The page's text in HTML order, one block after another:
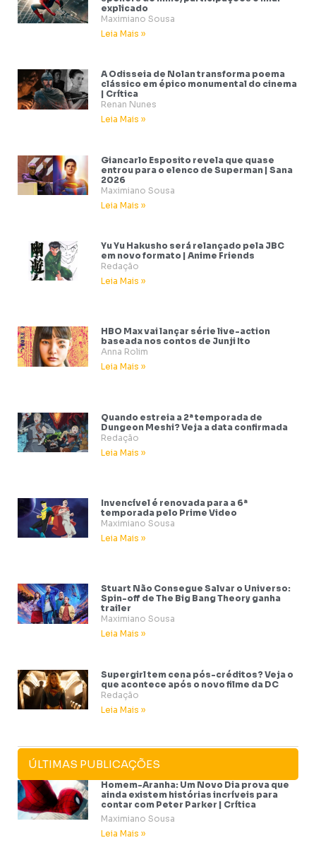
explicado
Maximiano Sousa
Leia Mais »
A Odisseia de Nolan transforma poema
clássico em épico monumental do cinema
| Crítica
Renan Nunes
Leia Mais »
Giancarlo Esposito revela que quase
entrou para o elenco de Superman | Sana
2026
Maximiano Sousa
Leia Mais »
Yu Yu Hakusho será relançado pela JBC
em novo formato | Anime Friends
Redação
Leia Mais »
HBO Max vai lançar série live-action
baseada nos contos de Junji Ito
Anna Rolim
Leia Mais »
Quando estreia a 2ª temporada de
Dungeon Meshi? Veja a data confirmada
Redação
Leia Mais »
Invencível é renovada para a 6ª
temporada pelo Prime Video
Maximiano Sousa
Leia Mais »
Stuart Não Consegue Salvar o Universo:
Spin-off de The Big Bang Theory ganha
trailer
Maximiano Sousa
Leia Mais »
Supergirl tem cena pós-créditos? Veja o
que acontece após o novo filme da DC
Redação
Leia Mais »
ÚLTIMAS PUBLICAÇÕES
Homem-Aranha: Um Novo Dia prova que
ainda existem histórias incríveis para
contar com Peter Parker | Crítica
Maximiano Sousa
Leia Mais »